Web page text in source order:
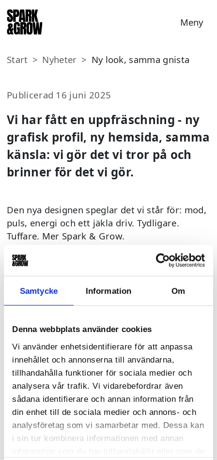
Samtycke Information Om
Denna webbplats använder cookies
Vi använder enhetsidentifierare för att anpassa
innehållet och annonserna till användarna,
tillhandahålla funktioner för sociala medier och
analysera vår trafik. Vi vidarebefordrar även
sådana identifierare och annan information från
din enhet till de sociala medier och annons- och
analysföretag som vi samarbetar med. Dessa kan
i sin tur kombinera informationen med annan
Till innehåll på sidan
Meny
Start Nyheter Ny look, samma gnista
Publicerad 16 juni 2025
Vi har fått en uppfräschning - ny
grafisk profil, ny hemsida, samma
känsla: vi gör det vi tror på och
brinner för det vi gör.
Den nya designen speglar det vi står för: mod,
puls, energi och ett jäkla driv. Tydligare.
Tuffare. Mer Spark & Grow.
Så välkommen att klicka runt, känna in och
Det är här du lär känna oss - vårt driv, vårt
tänk och vårt sätt att jobba.
Det bubblar. Vi växer. Och detta är bara
början.